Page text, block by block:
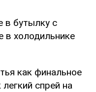
в бутылку с
в холодильнике
как финальное
спрей на